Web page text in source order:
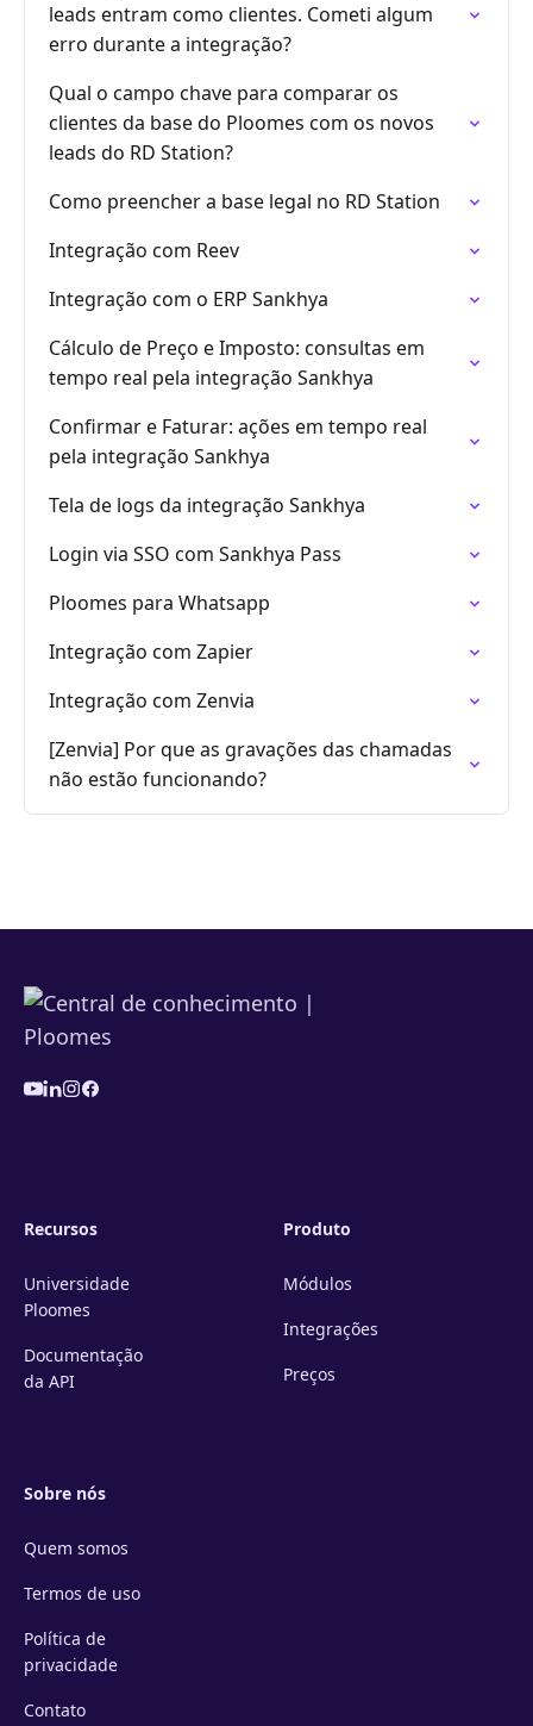
leads entram como clientes. Cometi algum
erro durante a integração?
Qual o campo chave para comparar os
clientes da base do Ploomes com os novos
leads do RD Station?
Como preencher a base legal no RD Station
Integração com Reev
Integração com o ERP Sankhya
Cálculo de Preço e Imposto: consultas em
tempo real pela integração Sankhya
Confirmar e Faturar: ações em tempo real
pela integração Sankhya
Tela de logs da integração Sankhya
Login via SSO com Sankhya Pass
Ploomes para Whatsapp
Integração com Zapier
Integração com Zenvia
[Zenvia] Por que as gravações das chamadas
não estão funcionando?
Recursos
Universidade
Ploomes
Documentação
da API
Produto
Módulos
Integrações
Preços
Sobre nós
Quem somos
Termos de uso
Política de
privacidade
Contato